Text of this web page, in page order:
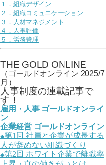
１．組織デザイン
２．組織コミュニケーション
３．人材マネジメント
４．人事評価
５．労務管理
THE GOLD ONLINE
（ゴールドオンライン 2025/7
月）
人事制度の連載記事で
す！
雇用・人事 ゴールドオンライ
ン
企業経営 ゴールドオンライン
◆第1 回 社員と企業が成長する
人が辞めない組織づくり
◆第2回 ホワイト企業で離職率